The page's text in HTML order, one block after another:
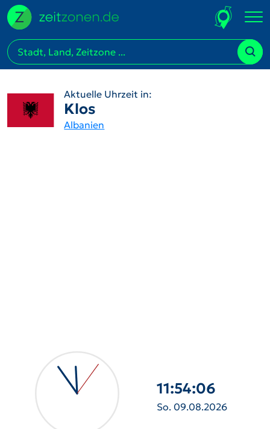
Aktuelle Uhrzeit in:
Klos
Albanien
11:54:07
So. 09.08.2026